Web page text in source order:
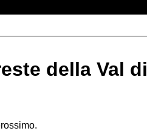
della Val di